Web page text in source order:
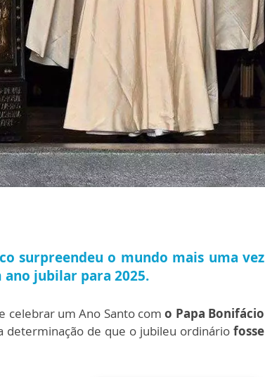
surpreendeu o mundo mais uma vez
ano jubilar para 2025.
celebrar um Ano Santo como Papa Bonifácio
determinação de que o jubileu ordináriofosse